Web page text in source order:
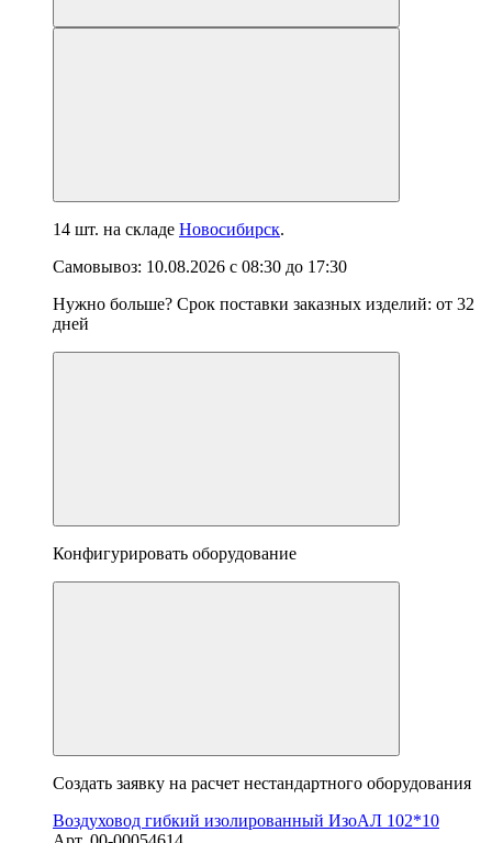
14 шт. на складе Новосибирск.
Самовывоз: 10.08.2026 с 08:30 до 17:30
Нужно больше? Срок поставки заказных изделий: от 32
дней
Конфигурировать оборудование
Создать заявку на расчет нестандартного оборудования
Воздуховод гибкий изолированный ИзоАЛ 102*10